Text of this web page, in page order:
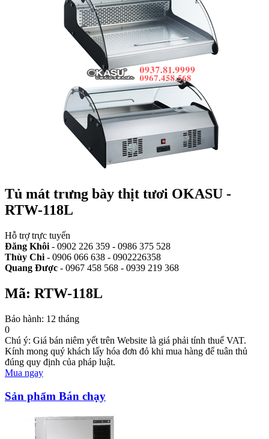
Tủ mát trưng bày thịt tươi OKASU -
RTW-118L
Hỗ trợ trực tuyến
Đăng Khôi - 0902 226 359 - 0986 375 528
Thùy Chi - 0906 066 638 - 0902226358
Quang Được - 0967 458 568 - 0939 219 368
Mã: RTW-118L
Bảo hành: 12 tháng
0
Chú ý: Giá bán niêm yết trên Website là giá phải tính thuế VAT.
Kính mong quý khách lấy hóa đơn đỏ khi mua hàng để tuân thủ
đúng quy định của pháp luật.
Mua ngay
Sản phẩm Bán chạy